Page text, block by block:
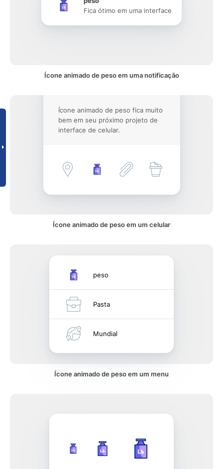
Fica ótimo em uma interface
Ícone animado de peso em uma notificação
Ícone animado de peso fica muito
bem em seu próximo projeto de
interface de celular.
Ícone animado de peso em um celular
peso
Pasta
Mundial
Ícone animado de peso em um menu